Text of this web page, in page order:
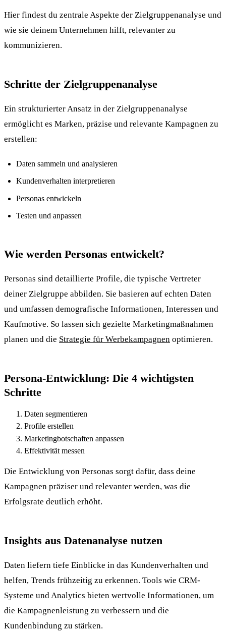
Hier findest du zentrale Aspekte der Zielgruppenanalyse und
wie sie deinem Unternehmen hilft, relevanter zu
kommunizieren.
Schritte der Zielgruppenanalyse
Ein strukturierter Ansatz in der Zielgruppenanalyse
ermöglicht es Marken, präzise und relevante Kampagnen zu
erstellen:
Daten sammeln und analysieren
Kundenverhalten interpretieren
Personas entwickeln
Testen und anpassen
Wie werden Personas entwickelt?
Personas sind detaillierte Profile, die typische Vertreter
deiner Zielgruppe abbilden. Sie basieren auf echten Daten
und umfassen demografische Informationen, Interessen und
Kaufmotive. So lassen sich gezielte Marketingmaßnahmen
planen und die Strategie für Werbekampagnen optimieren.
Persona-Entwicklung: Die 4 wichtigsten
Schritte
Daten segmentieren
Profile erstellen
Marketingbotschaften anpassen
Effektivität messen
Die Entwicklung von Personas sorgt dafür, dass deine
Kampagnen präziser und relevanter werden, was die
Erfolgsrate deutlich erhöht.
Insights aus Datenanalyse nutzen
Daten liefern tiefe Einblicke in das Kundenverhalten und
helfen, Trends frühzeitig zu erkennen. Tools wie CRM-
Systeme und Analytics bieten wertvolle Informationen, um
die Kampagnenleistung zu verbessern und die
Kundenbindung zu stärken.